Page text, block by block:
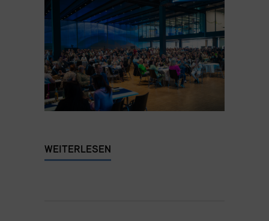
WEITERLESEN